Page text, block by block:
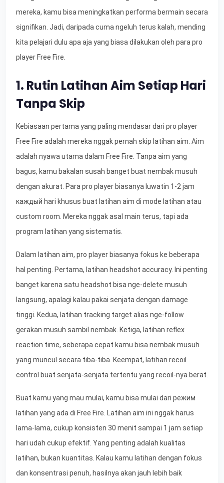
mereka, kamu bisa meningkatkan performa bermain secara
signifikan. Jadi, daripada cuma ngeluh terus kalah, mending
kita pelajari dulu apa aja yang biasa dilakukan oleh para pro
player Free Fire.
1. Rutin Latihan Aim Setiap Hari
Tanpa Skip
Kebiasaan pertama yang paling mendasar dari pro player
Free Fire adalah mereka nggak pernah skip latihan aim. Aim
adalah nyawa utama dalam Free Fire. Tanpa aim yang
bagus, kamu bakalan susah banget buat nembak musuh
dengan akurat. Para pro player biasanya luwatin 1-2 jam
каждый hari khusus buat latihan aim di mode latihan atau
custom room. Mereka nggak asal main terus, tapi ada
program latihan yang sistematis.
Dalam latihan aim, pro player biasanya fokus ke beberapa
hal penting. Pertama, latihan headshot accuracy. Ini penting
banget karena satu headshot bisa nge-delete musuh
langsung, apalagi kalau pakai senjata dengan damage
tinggi. Kedua, latihan tracking target alias nge-follow
gerakan musuh sambil nembak. Ketiga, latihan reflex
reaction time, seberapa cepat kamu bisa nembak musuh
yang muncul secara tiba-tiba. Keempat, latihan recoil
control buat senjata-senjata tertentu yang recoil-nya berat.
Buat kamu yang mau mulai, kamu bisa mulai dari режим
latihan yang ada di Free Fire. Latihan aim ini nggak harus
lama-lama, cukup konsisten 30 menit sampai 1 jam setiap
hari udah cukup efektif. Yang penting adalah kualitas
latihan, bukan kuantitas. Kalau kamu latihan dengan fokus
dan konsentrasi penuh, hasilnya akan jauh lebih baik